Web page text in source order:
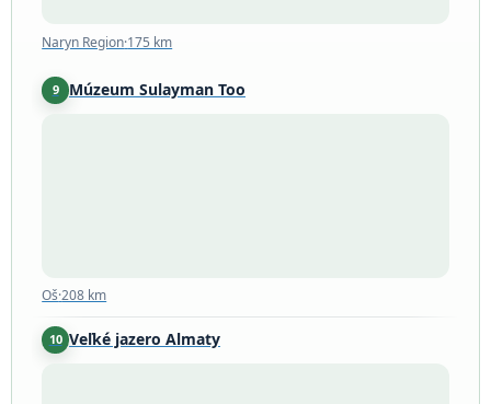
Naryn Region·175 km
9 Múzeum Sulayman Too
Oš·208 km
10 Veľké jazero Almaty